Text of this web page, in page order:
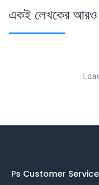
একই লেখকের
Ps Customer Service